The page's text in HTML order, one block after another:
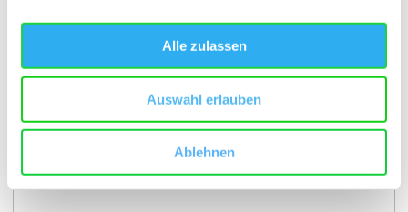
Alle zulassen
Auswahl erlauben
Ablehnen